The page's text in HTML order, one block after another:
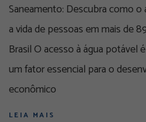
Saneamento: Descubra como
a vida de pessoas em mais de
Brasil O acesso à água potável
um fator essencial para o
econômico
LEIA MAIS